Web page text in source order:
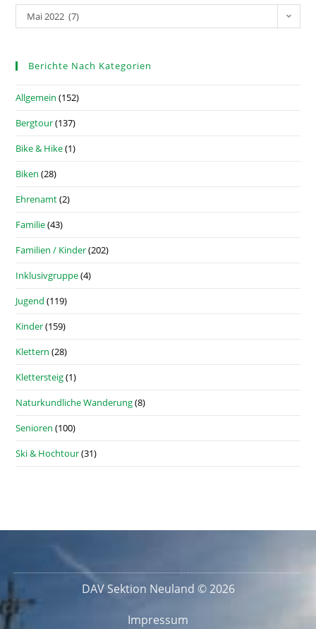
Mai 2022 (7)
Berichte Nach Kategorien
Allgemein (152)
Bergtour(137)
Bike & Hike(1)
Biken (28)
Ehrenamt(2)
Familie(43)
Familien / Kinder(202)
Inklusivgruppe(4)
Jugend (119)
Kinder(159)
Klettern (28)
Klettersteig(1)
Naturkundliche Wanderung(8)
Senioren (100)
Ski & Hochtour(31)
DAV Sektion Neuland © 2026
Impressum